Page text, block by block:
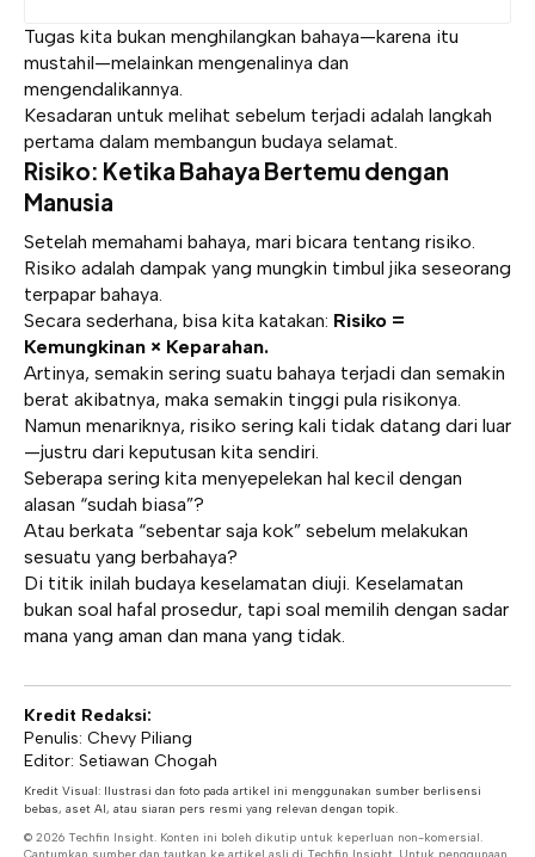
Tugas kita bukan menghilangkan bahaya—karena itu
mustahil—melainkan mengenalinya dan
mengendalikannya.
Kesadaran untuk melihat sebelum terjadi adalah langkah
pertama dalam membangun budaya selamat.
Risiko: Ketika Bahaya Bertemu dengan
Manusia
Setelah memahami bahaya, mari bicara tentang risiko.
Risiko adalah dampak yang mungkin timbul jika seseorang
terpapar bahaya.
Secara sederhana, bisa kita katakan: Risiko =
Kemungkinan × Keparahan.
Artinya, semakin sering suatu bahaya terjadi dan semakin
berat akibatnya, maka semakin tinggi pula risikonya.
Namun menariknya, risiko sering kali tidak datang dari luar
—justru dari keputusan kita sendiri.
Seberapa sering kita menyepelekan hal kecil dengan
alasan “sudah biasa”?
Atau berkata “sebentar saja kok” sebelum melakukan
sesuatu yang berbahaya?
Di titik inilah budaya keselamatan diuji. Keselamatan
bukan soal hafal prosedur, tapi soal memilih dengan sadar
mana yang aman dan mana yang tidak.
Kredit Redaksi:
Penulis: Chevy Piliang
Editor: Setiawan Chogah
Kredit Visual: Ilustrasi dan foto pada artikel ini menggunakan sumber berlisensi
bebas, aset AI, atau siaran pers resmi yang relevan dengan topik.
© 2026 Techfin Insight. Konten ini boleh dikutip untuk keperluan non-komersial.